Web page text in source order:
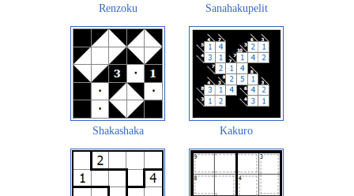
Renzoku Sanahakupelit
Shakashaka Kakuro